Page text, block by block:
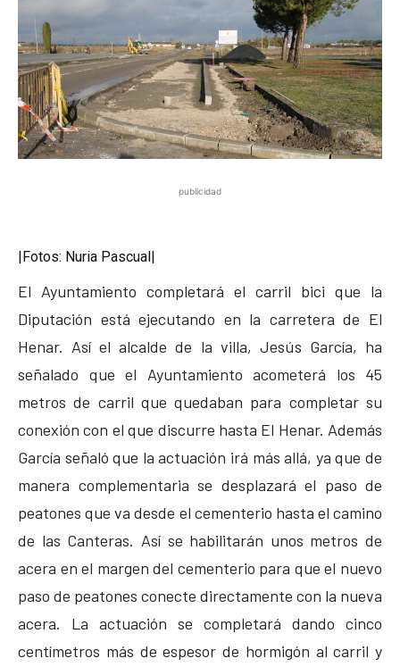
publicidad
|Fotos: Nuria Pascual|
El Ayuntamiento completará el carril bici que la
Diputación está ejecutando en la carretera de El
Henar. Así el alcalde de la villa, Jesús García, ha
señalado que el Ayuntamiento acometerá los 45
metros de carril que quedaban para completar su
conexión con el que discurre hasta El Henar. Además
García señaló que la actuación irá más allá, ya que de
manera complementaria se desplazará el paso de
peatones que va desde el cementerio hasta el camino
de las Canteras. Así se habilitarán unos metros de
acera en el margen del cementerio para que el nuevo
paso de peatones conecte directamente con la nueva
acera. La actuación se completará dando cinco
centímetros más de espesor de hormigón al carril y